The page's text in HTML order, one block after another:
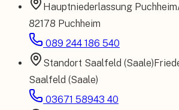
Hauptniederlassung Puchheim
82178 Puchheim
089 244 186 540
Standort Saalfeld (Saale)
Saalfeld (Saale)
03671 58943 40